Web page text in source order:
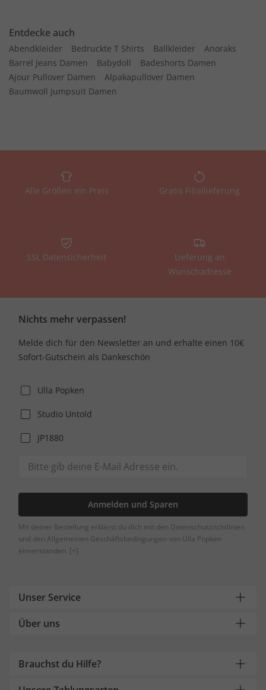
Entdecke auch
Abendkleider Bedruckte T Shirts Ballkleider
Anoraks
Barrel Jeans Damen
Babydoll
Badeshorts Damen
Ajour Pullover Damen
Alpakapullover Damen
Baumwoll Jumpsuit Damen
Alle Größen ein Preis Gratis Filiallieferung
SSL Datensicherheit
Lieferung an
Wunschadresse
Nichts mehr verpassen!
Melde dich für den Newsletter an und erhalte einen 10€
Sofort-Gutschein als Dankeschön
Ulla Popken
Studio Untold
JP1880
Anmelden und Sparen
Mit deiner Bestellung erklärst du dich mit den Datenschutzrichtlinien
und den Allgemeinen Geschäftsbedingungen von Ulla Popken
einverstanden. [+]
Unser Service
Über uns
Brauchst du Hilfe?